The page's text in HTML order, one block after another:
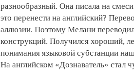
разнообразный. Она писала на
это перенести на английский?
аллюзии. Поэтому Мелани
конструкций. Получился хороший,
понимания языковой субстанции
На английском «Дознаватель» стал